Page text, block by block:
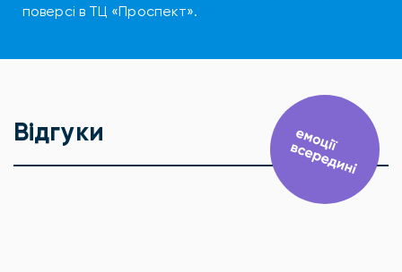
поверсі в ТЦ «Проспект».
Відгуки